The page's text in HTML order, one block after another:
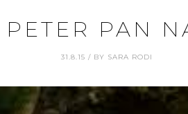
PAN
31.8.15 / BY SARA RODI